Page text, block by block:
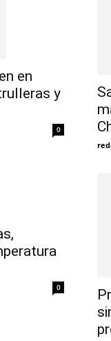
en
y
0
0